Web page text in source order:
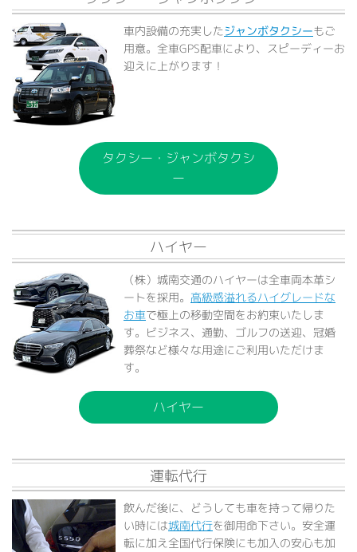
車内設備の充実したジャンボタクシーもご
用意。全車GPS配車により、スピーディーお
迎えに上がります！
タクシー・ジャンボタクシ
ー
ハイヤー
（株）城南交通のハイヤーは全車両本革シ
ートを採用。 高級感溢れるハイグレードな
お車で極上の移動空間をお約束いたしま
す。ビジネス、通勤、ゴルフの送迎、冠婚
葬祭など様々な用途にご利用いただけま
す。
ハイヤー
運転代行
飲んだ後に、どうしても車を持って帰りた
い時には城南代行を御用命下さい。安全運
転に加え全国代行保険にも加入の安心も加